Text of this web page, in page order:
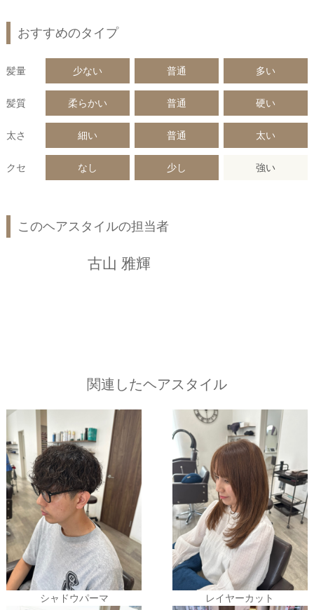
おすすめのタイプ
髪量 少ない 普通 多い
髪質 柔らかい 普通 硬い
太さ 細い 普通 太い
クセ なし 少し 強い
このヘアスタイルの担当者
古山 雅輝
関連したヘアスタイル
シャドウパーマ レイヤーカット